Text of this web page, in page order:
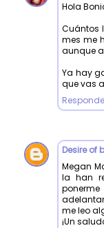
Hola
Cuántos
mes me
aunque
Ya hay
que vas
Desire of
Megan
la han
me leo
¡Un